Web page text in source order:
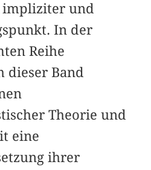
impliziter und
In der
Reihe
dieser Band
Theorie und
eine
ihrer